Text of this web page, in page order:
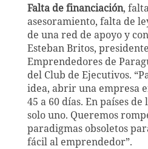
Falta de financiación,
asesoramiento, falta de
de una red de apoyo y
Esteban Britos,
Emprendedores de
del Club de Ejecutivos.
idea, abrir una empresa
45 a 60 días. En países
solo uno. Queremos
paradigmas obsoletos
fácil al emprendedor”.